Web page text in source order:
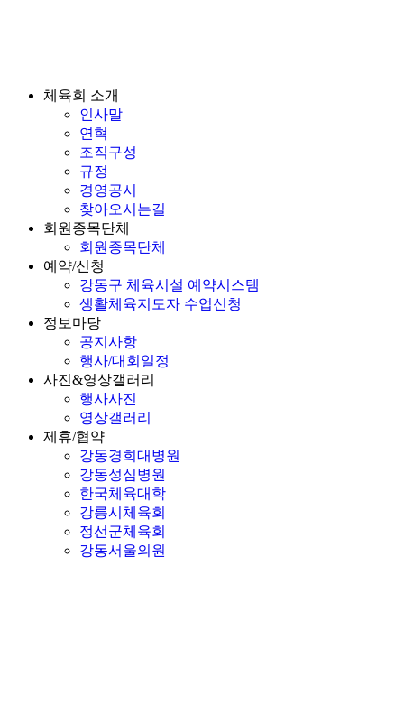
체육회 소개
인사말
연혁
조직구성
규정
경영공시
찾아오시는길
회원종목단체
회원종목단체
예약/신청
강동구 체육시설 예약시스템
생활체육지도자 수업신청
정보마당
공지사항
행사/대회일정
사진&영상갤러리
행사사진
영상갤러리
제휴/협약
강동경희대병원
강동성심병원
한국체육대학
강릉시체육회
정선군체육회
강동서울의원